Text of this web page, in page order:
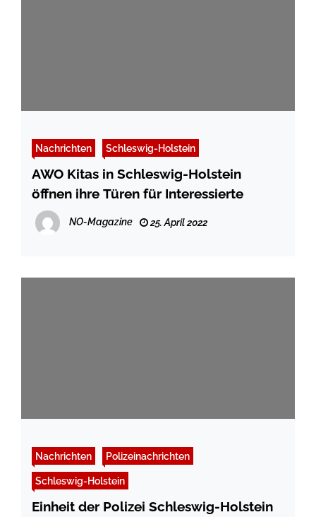
Nachrichten Schleswig-Holstein
AWO Kitas in Schleswig-Holstein
öffnen ihre Türen für Interessierte
NO-Magazine 25. April 2022
Nachrichten Polizeinachrichten
Schleswig-Holstein
Einheit der Polizei Schleswig-Holstein